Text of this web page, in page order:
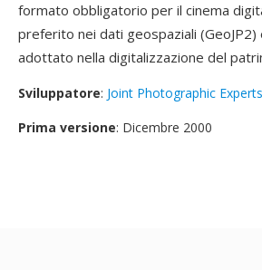
formato obbligatorio per il cinema
preferito nei dati geospaziali (GeoJP2)
adottato nella digitalizzazione del
Sviluppatore: Joint Photographic
Prima versione: Dicembre 2000